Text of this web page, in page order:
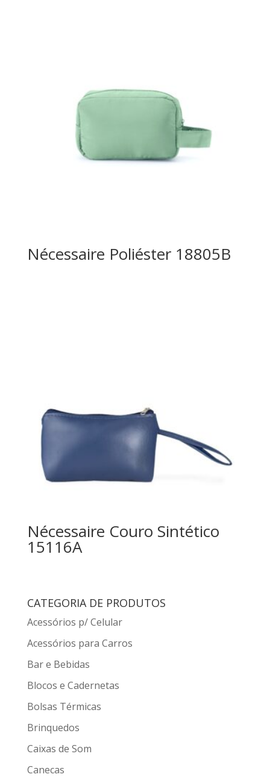
Nécessaire Poliéster 18805B
Nécessaire Couro Sintético
15116A
CATEGORIA DE PRODUTOS
Acessórios p/ Celular
Acessórios para Carros
Bar e Bebidas
Blocos e Cadernetas
Bolsas Térmicas
Brinquedos
Caixas de Som
Canecas